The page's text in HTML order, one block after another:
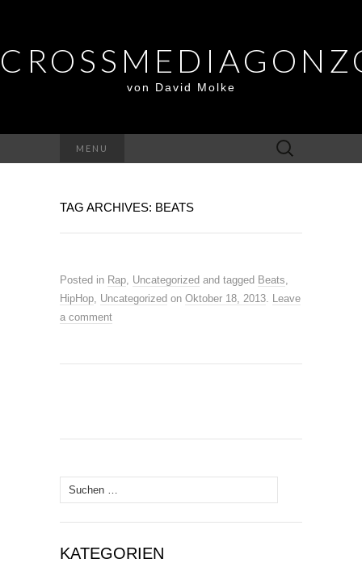
von David Molke
MENU
Suche
nach:
TAG ARCHIVES: BEATS
Posted in Rap, Uncategorized and tagged Beats,
HipHop, Uncategorized on Oktober 18, 2013. Leave
a comment
Suche
nach:
KATEGORIEN